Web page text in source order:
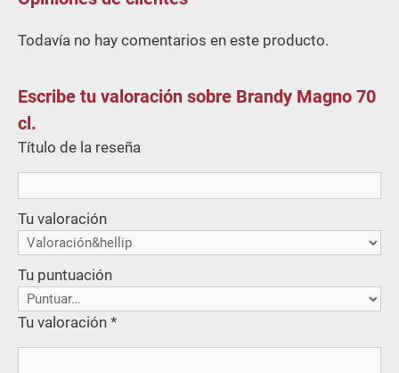
Todavía no hay comentarios en este producto.
Escribe tu valoración sobre Brandy Magno 70
cl.
Título de la reseña
Tu valoración
Tu puntuación
Tu valoración *